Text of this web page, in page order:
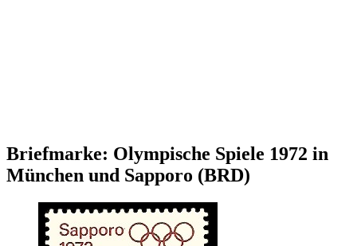
Briefmarke: Olympische Spiele 1972 in
München und Sapporo (BRD)